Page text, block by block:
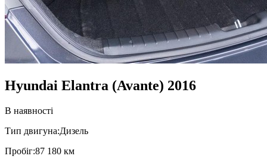
Hyundai Elantra (Avante) 2016
В наявності
Тип двигуна:Дизель
Пробiг:87 180 км